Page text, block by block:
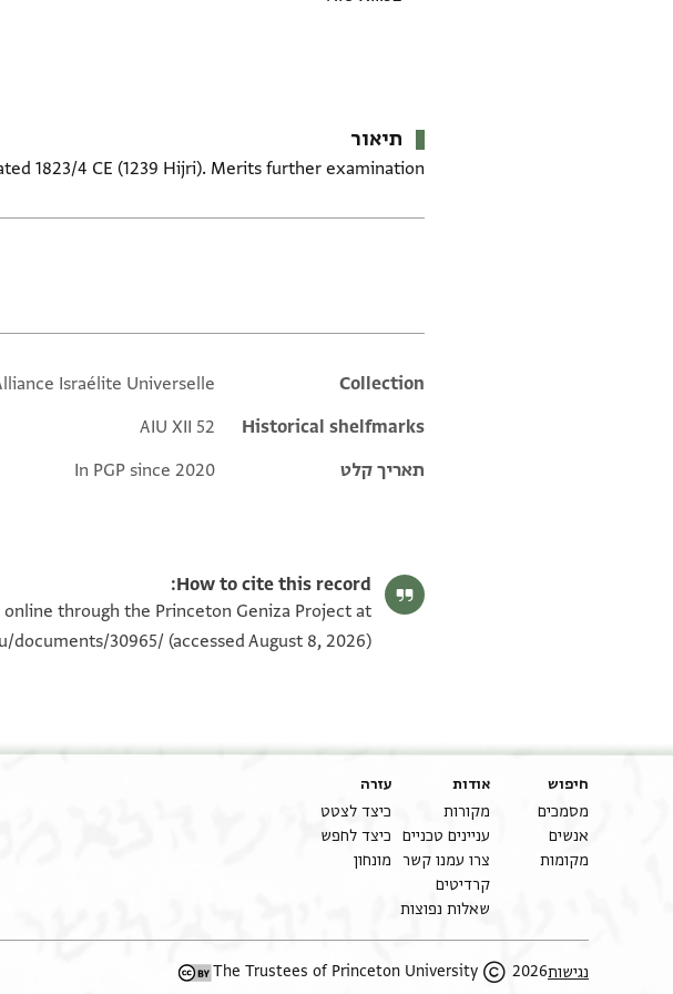
תיאור
1823/4 CE (1239 Hijri). Merits further examination.
Additional metadata
Collection
Israélite Universelle
Historical shelfmarks
AIU XII 52
תאריך קלט
In PGP since 2020
How to cite this record:
through the Princeton Geniza Project at
documents/30965/ (accessed August 8, 2026).
חיפוש
מסמכים
אנשים
מקומות
אודות
מקורות
עניינים טכניים
צרו עמנו קשר
קרדיטים
שאלות נפוצות
עזרה
כיצד לצטט
כיצד לחפש
מונחון
נגישות2026 The Trustees of Princeton University